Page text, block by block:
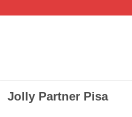
Jolly Partner Pisa